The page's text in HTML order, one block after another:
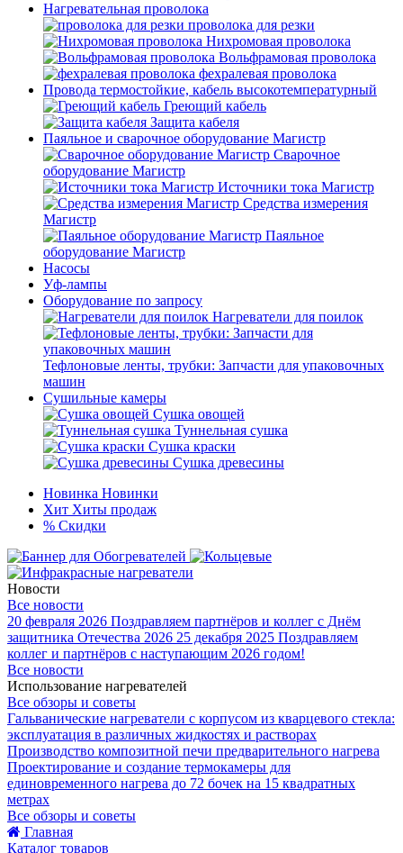
Нагревательная проволока
проволока для резки
Нихромовая проволока
Вольфрамовая проволока
фехралевая проволока
Провода термостойкие, кабель высокотемпературный
Греющий кабель
Защита кабеля
Паяльное и сварочное оборудование Магистр
Сварочное
оборудование Магистр
Источники тока Магистр
Средства измерения
Магистр
Паяльное
оборудование Магистр
Насосы
Уф-лампы
Оборудование по запросу
Нагреватели для поилок
Тефлоновые ленты, трубки: Запчасти для упаковочных
машин
Сушильные камеры
Сушка овощей
Туннельная сушка
Сушка краски
Сушка древесины
Новинка Новинки
Хит Хиты продаж
% Скидки
Новости
Все новости
20 февраля 2026 Поздравляем партнёров и коллег с Днём
защитника Отечества 2026 25 декабря 2025 Поздравляем
коллег и партнёров с наступающим 2026 годом!
Все новости
Использование нагревателей
Все обзоры и советы
Гальванические нагреватели с корпусом из кварцевого стекла:
эксплуатация в различных жидкостях и растворах
Производство композитной печи предварительного нагрева
Проектирование и создание термокамеры для
единовременного нагрева до 72 бочек на 15 квадратных
метрах
Все обзоры и советы
Главная
Каталог товаров